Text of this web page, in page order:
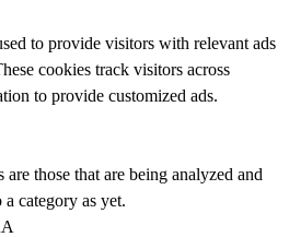
to provide visitors with relevant ads
cookies track visitors across
to provide customized ads.
those that are being analyzed and
category as yet.